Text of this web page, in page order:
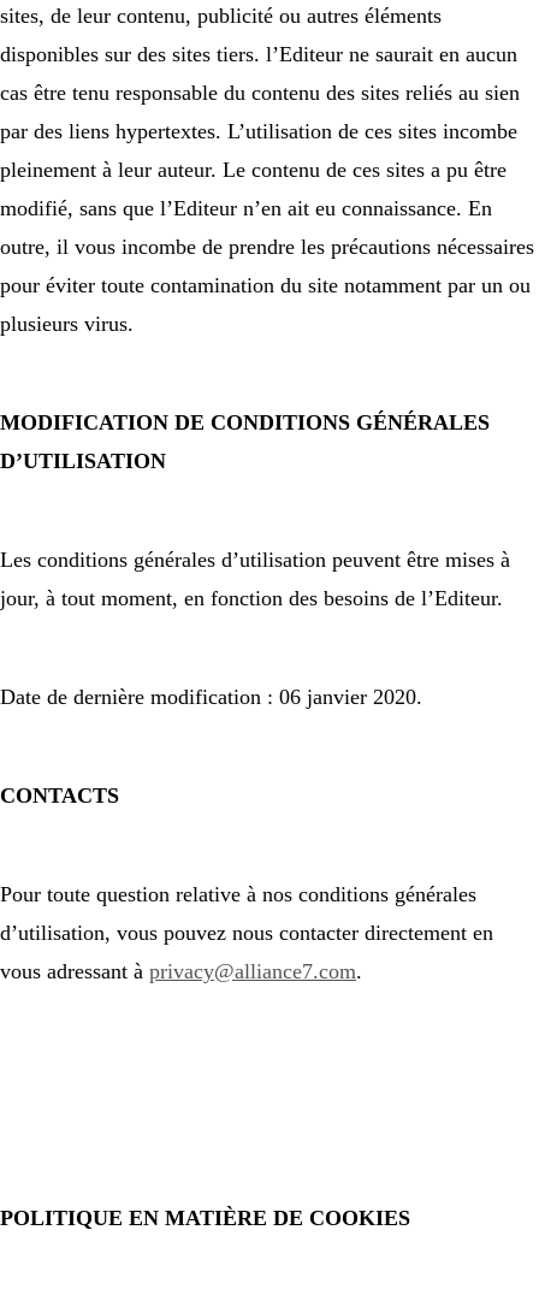
sites, de leur contenu, publicité ou autres éléments
disponibles sur des sites tiers. l’Editeur ne saurait en aucun
cas être tenu responsable du contenu des sites reliés au sien
par des liens hypertextes. L’utilisation de ces sites incombe
pleinement à leur auteur. Le contenu de ces sites a pu être
modifié, sans que l’Editeur n’en ait eu connaissance. En
outre, il vous incombe de prendre les précautions nécessaires
pour éviter toute contamination du site notamment par un ou
plusieurs virus.
MODIFICATION DE CONDITIONS GÉNÉRALES
D’UTILISATION
Les conditions générales d’utilisation peuvent être mises à
jour, à tout moment, en fonction des besoins de l’Editeur.
Date de dernière modification : 06 janvier 2020.
CONTACTS
Pour toute question relative à nos conditions générales
d’utilisation, vous pouvez nous contacter directement en
vous adressant à privacy@alliance7.com.
POLITIQUE EN MATIÈRE DE COOKIES